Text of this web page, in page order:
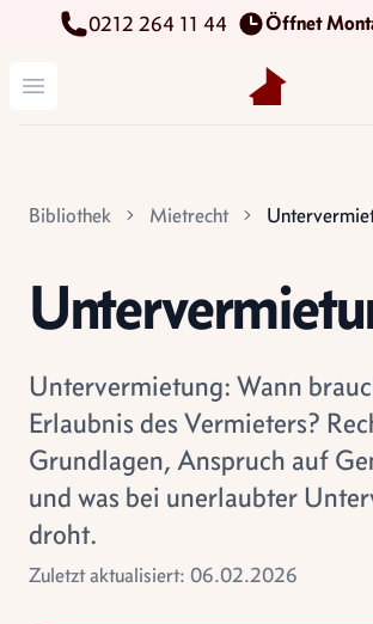
0212 264 11 44 Öffnet
Menü öffnen Kettenbach
Bibliothek Mietrecht
Untervermietung: Wann
Erlaubnis des Vermieters?
Grundlagen, Anspruch auf
und was bei unerlaubter
droht.
Zuletzt aktualisiert: 06.02.2026